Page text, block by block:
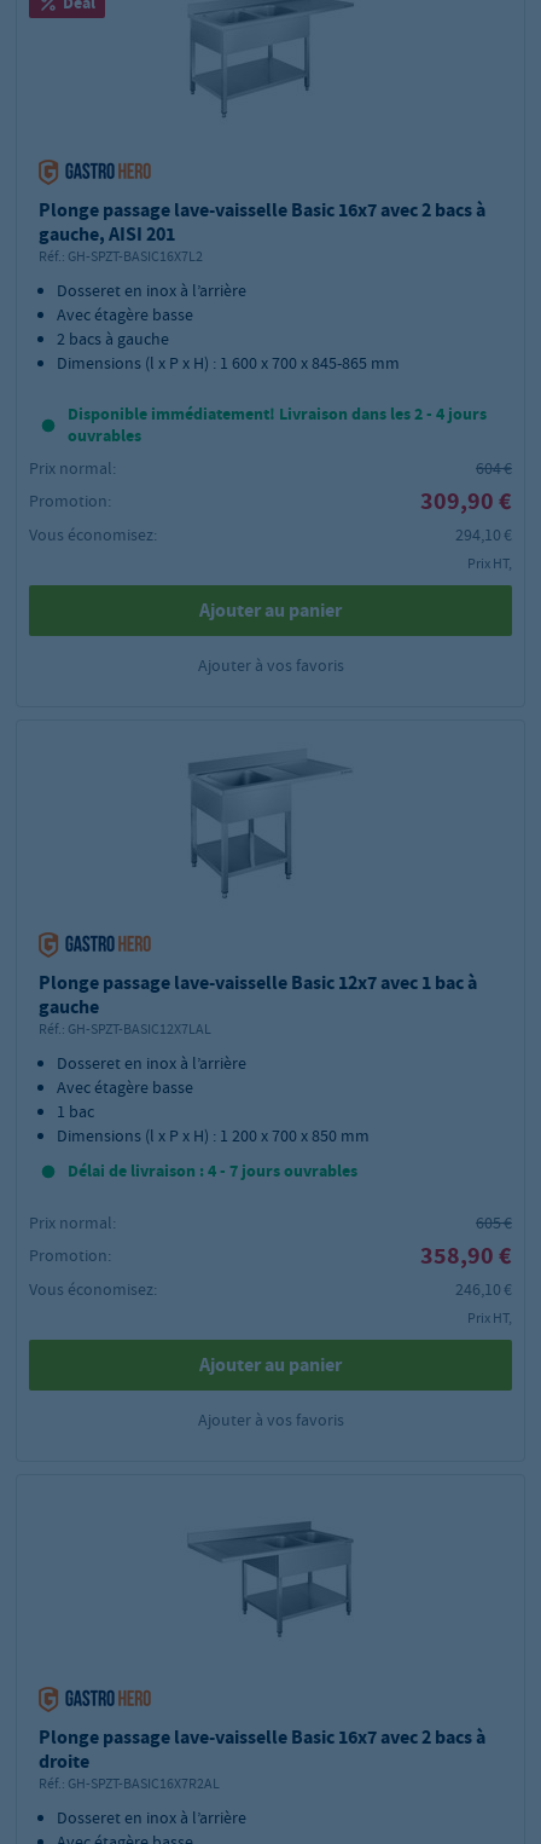
Plonge passage lave-vaisselle Basic 16x7 avec 2 bacs à
gauche, AISI 201
Réf.: GH-SPZT-BASIC16X7L2
Dosseret en inox à l’arrière
Avec étagère basse
2 bacs à gauche
Dimensions (l x P x H) : 1 600 x 700 x 845-865 mm
Disponible immédiatement! Livraison dans les 2 - 4 jours
ouvrables
Prix normal:
604 €
Promotion:
309,90 €
Vous économisez: 294,10 €
Prix HT,
Ajouter au panier
Ajouter à vos favoris
Plonge passage lave-vaisselle Basic 12x7 avec 1 bac à
gauche
Réf.: GH-SPZT-BASIC12X7LAL
Dosseret en inox à l’arrière
Avec étagère basse
1 bac
Dimensions (l x P x H) : 1 200 x 700 x 850 mm
Délai de livraison : 4 - 7 jours ouvrables
Prix normal:
605 €
Promotion:
358,90 €
Vous économisez: 246,10 €
Prix HT,
Ajouter au panier
Ajouter à vos favoris
Plonge passage lave-vaisselle Basic 16x7 avec 2 bacs à
droite
Réf.: GH-SPZT-BASIC16X7R2AL
Dosseret en inox à l’arrière